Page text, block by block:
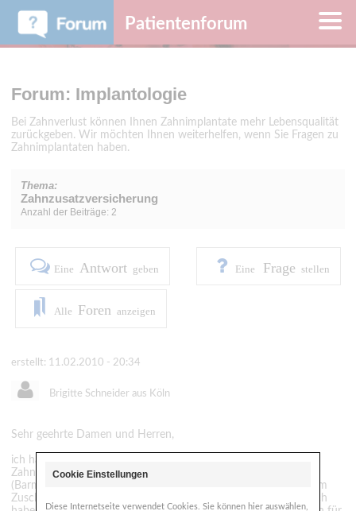
Patientenforum
Forum: Implantologie
Bei Zahnverlust können Ihnen Zahnimplantate mehr Lebensqualität
zurückgeben. Wir möchten Ihnen weiterhelfen, wenn Sie Fragen zu
Zahnimplantaten haben.
Thema:
Zahnzusatzversicherung
Anzahl der Beiträge: 2
Eine Antwort geben Eine Frage stellen
Alle Foren anzeigen
erstellt: 11.02.2010 - 20:34
Brigitte Schneider aus Köln
Sehr geehrte Damen und Herren,
ich habe ein Frage bezüglich der Kostenerstattung von
Zahnzusatzversicherungen. Meine Zahnzusatzversicherung
(Barmenia ZG) erstattet oder sollte laut Leistungskatalog mit dem
Zuschuss der GKV 85% der Kosten bei Implantaten erstatten. Ich
Cookie Einstellungen
Diese Internetseite verwendet Cookies. Sie können hier auswählen,